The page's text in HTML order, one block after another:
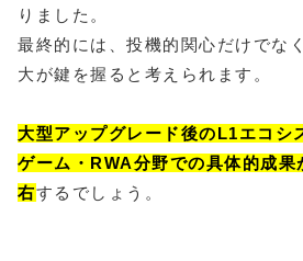
りました。
最終的には、投機的関心だけでな
大が鍵を握ると考えられます。
大型アップグレード後のL1エコシ
ゲーム・RWA分野での具体的成果
右するでしょう。